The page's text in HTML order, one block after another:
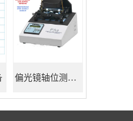
偏光镜轴位测试仪